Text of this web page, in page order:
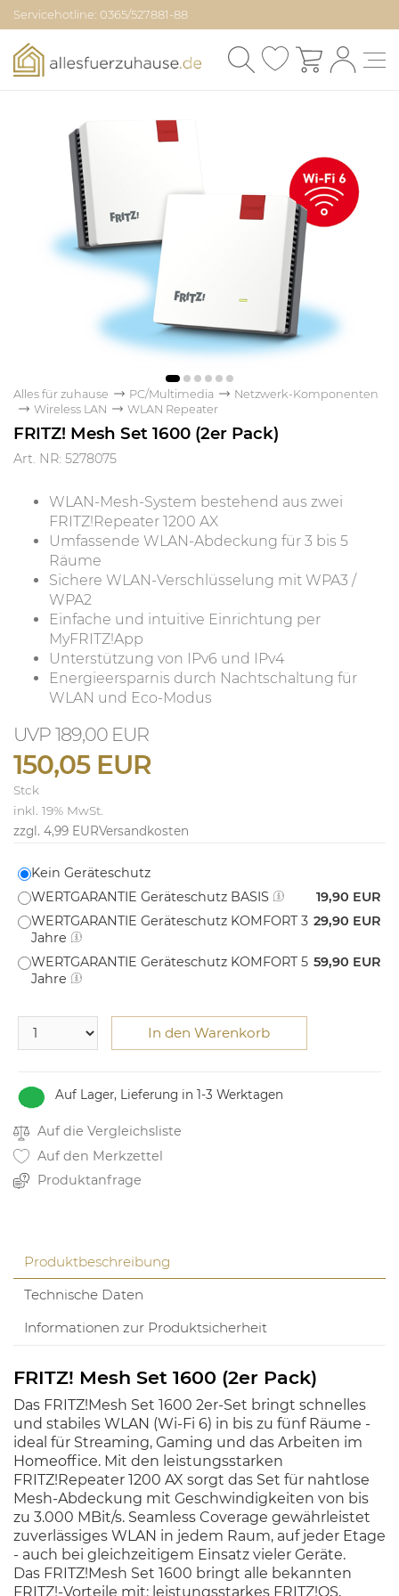
Servicehotline: 0365/527881-88
Alles für zuhause PC/Multimedia
Netzwerk-Komponenten
Wireless LAN
WLAN Repeater
FRITZ! Mesh Set 1600 (2er Pack)
Art. NR: 5278075
WLAN-Mesh-System bestehend aus zwei
FRITZ!Repeater 1200 AX
Umfassende WLAN-Abdeckung für 3 bis 5
Räume
Sichere WLAN-Verschlüsselung mit WPA3 /
WPA2
Einfache und intuitive Einrichtung per
MyFRITZ!App
Unterstützung von IPv6 und IPv4
Energieersparnis durch Nachtschaltung für
WLAN und Eco-Modus
189,00 EUR
150,05 EUR
Stck
inkl. 19% MwSt.
zzgl. 4,99 EURVersandkosten
Auf Lager, Lieferung in 1-3 Werktagen
Kein Geräteschutz
WERTGARANTIE Geräteschutz BASIS
19,90 EUR
WERTGARANTIE Geräteschutz KOMFORT 3
Jahre
29,90 EUR
WERTGARANTIE Geräteschutz KOMFORT 5
Jahre
59,90 EUR
In den Warenkorb
Auf die Vergleichsliste
Auf den Merkzettel
Produktanfrage
Produktbeschreibung
Technische Daten
Informationen zur Produktsicherheit
FRITZ! Mesh Set 1600 (2er Pack)
Das FRITZ!Mesh Set 1600 2er-Set bringt schnelles
und stabiles WLAN (Wi-Fi 6) in bis zu fünf Räume -
ideal für Streaming, Gaming und das Arbeiten im
Homeoffice. Mit den leistungsstarken
FRITZ!Repeater 1200 AX sorgt das Set für nahtlose
Mesh-Abdeckung mit Geschwindigkeiten von bis
zu 3.000 MBit/s. Seamless Coverage gewährleistet
zuverlässiges WLAN in jedem Raum, auf jeder Etage
- auch bei gleichzeitigem Einsatz vieler Geräte.
Das FRITZ!Mesh Set 1600 bringt alle bekannten
FRITZ!-Vorteile mit: leistungsstarkes FRITZ!OS,